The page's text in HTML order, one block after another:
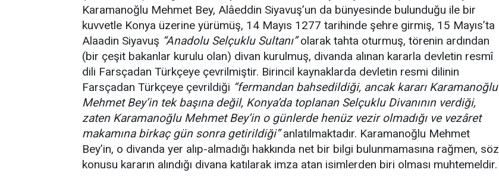
Karamanoğlu Mehmet Bey, Alâeddin Siyavuş’un da bünyesinde bulunduğu ile bir
kuvvetle Konya üzerine yürümüş, 14 Mayıs 1277 tarihinde şehre girmiş, 15 Mayıs’ta
Alaadin Siyavuş “Anadolu Selçuklu Sultanı”olarak tahta oturmuş, törenin ardından
(bir çeşit bakanlar kurulu olan) divan kurulmuş, divanda alınan kararla devletin resmî
dili Farsçadan Türkçeye çevrilmiştir. Birincil kaynaklarda devletin resmi dilinin
Farsçadan Türkçeye çevrildiği “fermandan bahsedildiği, ancak kararı Karamanoğlu
Mehmet Bey’in tek başına değil, Konya’da toplanan Selçuklu Divanının verdiği,
zaten Karamanoğlu Mehmet Bey’in o günlerde henüz vezir olmadığı ve vezâret
makamına birkaç gün sonra getirildiği”anlatılmaktadır. Karamanoğlu Mehmet
Bey’in, o divanda yer alıp-almadığı hakkında net bir bilgi bulunmamasına rağmen, söz
konusu kararın alındığı divana katılarak imza atan isimlerden biri olması muhtemeldir.